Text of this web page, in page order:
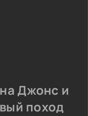
Джонс и
поход